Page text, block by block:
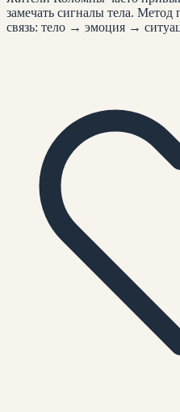
замечать сигналы тела. Метод
связь: тело → эмоция →